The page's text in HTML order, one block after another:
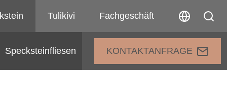
Tulikivi Fachgeschäft
Specksteinfliesen KONTAKTANFRAGE